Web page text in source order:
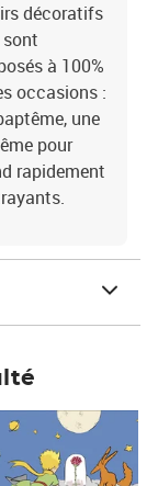
décoratifs
à 100%
occasions :
une
pour
rapidement